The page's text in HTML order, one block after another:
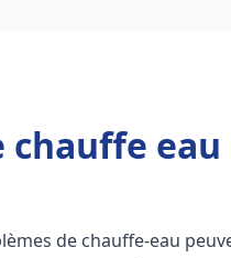
eau
de chauffe-eau